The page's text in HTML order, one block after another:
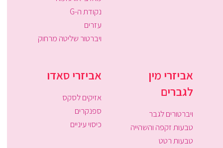
נקודת ה-G
עזרים
ויברטור שליטה מרחוק
אביזרי מין
לגברים
ויברטורים לגבר
טבעות זקפה והשהייה
טבעות רטט
אביזרי סאדו
אזיקים לסקס
ספנקרים
כיסוי עיניים